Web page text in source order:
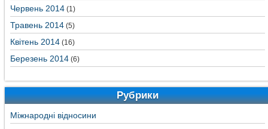
Червень 2014 (1)
Травень 2014 (5)
Квітень 2014 (16)
Березень 2014 (6)
Рубрики
Міжнародні відносини